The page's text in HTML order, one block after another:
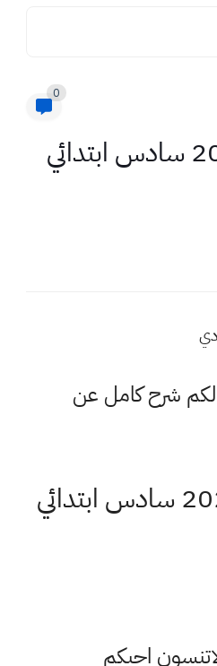
0
عاجل التربية تعلن مواعيد امتحانات المراحل المنتهية للعام الدراسي 2021 سادس ابتدائي
شرح كامل عن
عاجل التربية تعلن مواعيد امتحانات المراحل المنتهية للعام الدراسي 2021 سادس ابتدائي
احبكم